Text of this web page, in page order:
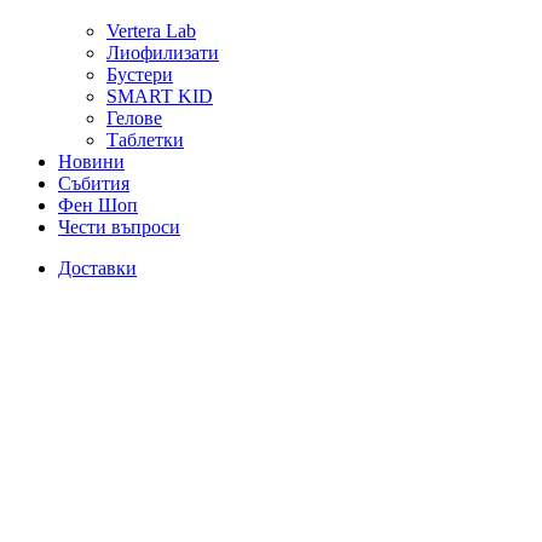
Vertera Lab
Лиофилизати
Бустери
SMART KID
Гелове
Таблетки
Новини
Събития
Фен Шоп
Чести въпроси
Доставки